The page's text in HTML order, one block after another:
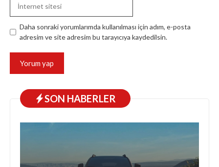
sitesi
Daha sonraki yorumlarımda kullanılması için adım, e-posta
adresim ve site adresim bu tarayıcıya kaydedilsin.
SON HABERLER